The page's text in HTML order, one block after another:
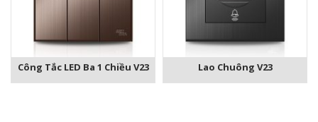
Công Tắc LED Ba 1 Chiều V23 Lao Chuông V23